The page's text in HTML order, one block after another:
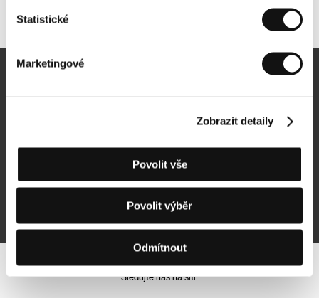
Statistické
Marketingové
Zobrazit detaily
Povolit vše
Povolit výběr
Odmítnout
Přihlášením souhlasím sezpracováním osobních údajů
Sledujte nás na síti: